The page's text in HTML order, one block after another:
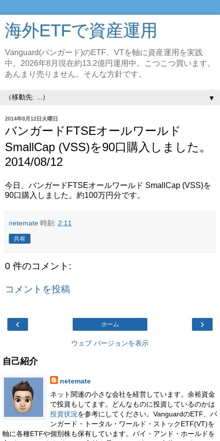
海外ETFで資産運用
Vanguard(バンガード)のETF、VTを軸に資産運用を実践
中。2026年8月現在約13.2億円運用中。こつこつ買います。
あんまり売りません。そんな方針です。
▼
2014年8月12日火曜日
バンガードFTSEオールワールド
SmallCap (VSS)を90口購入しました。
2014/08/12
今日、バンガードFTSEオールワールド SmallCap (VSS)を
90口購入しました。約100万円分です。
netemate 時刻: 2:11
共有
0 件のコメント:
コメントを投稿
‹ ›
ホーム
ウェブ バージョンを表示
自己紹介
netemate
ネット関連の小さな会社を経営しています。余裕資金
で投資もしてます。どんなものに投資しているのかは
投資状況を参考にしてください。VanguardのETF、バ
ンガード・トータル・ワールド・ストックETF(VT)を
軸に各種ETFや個別株も保有しています。バイ・アンド・ホールドを